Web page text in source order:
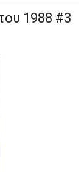
1988 #3